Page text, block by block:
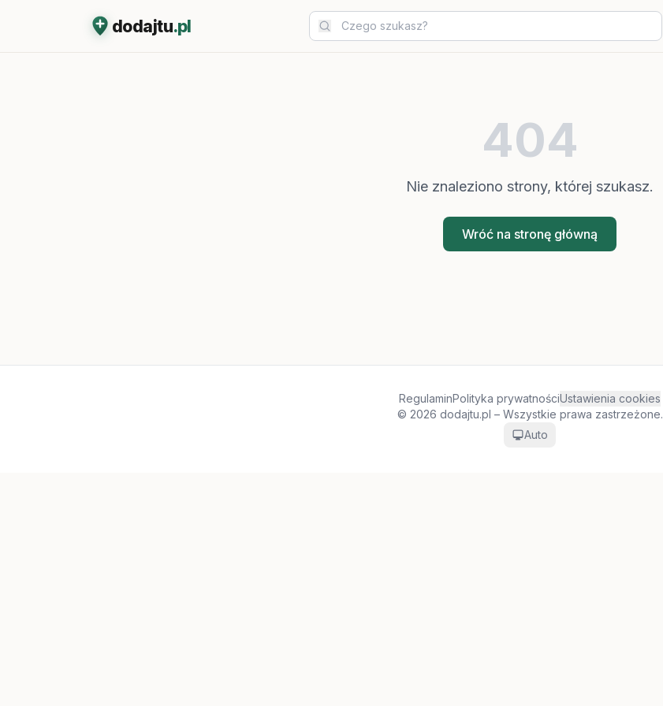
dodajtu.pl
404
Nie znaleziono strony, której szukasz.
Wróć na stronę główną
RegulaminPolityka prywatnościUstawienia cookies
© 2026 dodajtu.pl – Wszystkie prawa zastrzeżone.
Auto